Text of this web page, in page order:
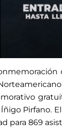
Pirfano.
para 869